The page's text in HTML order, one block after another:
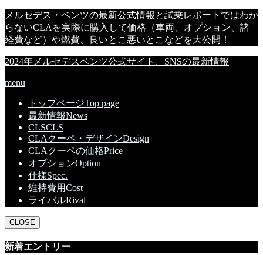
メルセデス・ベンツの最新公式情報と試乗レポートではわか
らないCLAを実際に購入して価格（車両、オプション、諸
経費など）や燃費、良いとこ悪いとこなどを大公開！
2024年メルセデスベンツ公式サイト、SNSの最新情報
menu
トップページTop page
最新情報News
CLSCLS
CLAクーペ・デザインDesign
CLAクーペの価格Price
オプションOption
仕様Spec.
維持費用Cost
ライバルRival
CLOSE
新着エントリー